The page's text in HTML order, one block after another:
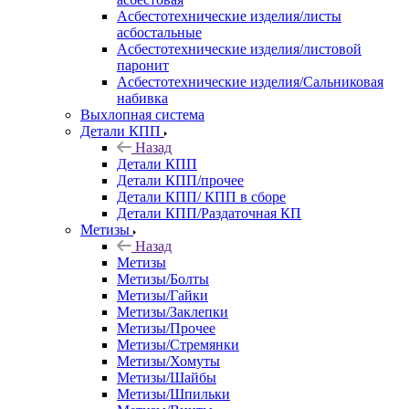
Асбестотехнические изделия/листы
асбостальные
Асбестотехнические изделия/листовой
паронит
Асбестотехнические изделия/Сальниковая
набивка
Выхлопная система
Детали КПП
Назад
Детали КПП
Детали КПП/прочее
Детали КПП/ КПП в сборе
Детали КПП/Раздаточная КП
Метизы
Назад
Метизы
Метизы/Болты
Метизы/Гайки
Метизы/Заклепки
Метизы/Прочее
Метизы/Стремянки
Метизы/Хомуты
Метизы/Шайбы
Метизы/Шпильки